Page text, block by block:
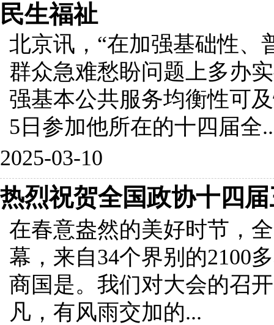
民生福祉
北京讯，“在加强基础性、
群众急难愁盼问题上多办
强基本公共服务均衡性可
5日参加他所在的十四届全
2025-03-10
热烈祝贺全国政协十四
在春意盎然的美好时节，
幕，来自34个界别的2100
商国是。我们对大会的召
凡，有风雨交加的...